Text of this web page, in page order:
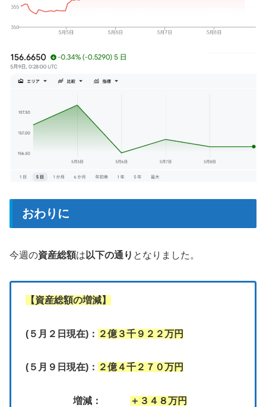
おわりに
今週の資産総額は 以下の通り となりました。
【資産総額の増減】
(５月２日現在)： ２億３千９２２万円
(５月９日現在)： ２億４千２７０万円
増減： ＋３４８万円